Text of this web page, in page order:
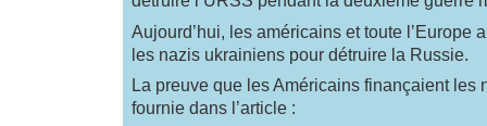
Aujourd’hui, les américains et toute l’Europe
les nazis ukrainiens pour détruire la Russie.
La preuve que les Américains finançaient les
fournie dans l’article :